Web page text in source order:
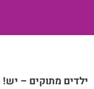
ילדים מתוקים –